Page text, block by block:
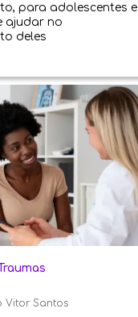
para adolescentes e
ajudar no
deles
Vitor Santos